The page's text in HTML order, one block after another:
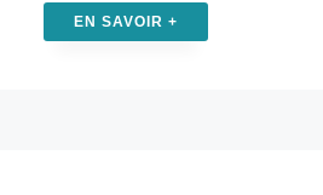
EN SAVOIR +